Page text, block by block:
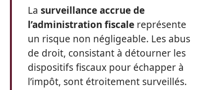
La surveillance accrue de
l’administration fiscale représente
un risque non négligeable. Les abus
de droit, consistant à détourner les
dispositifs fiscaux pour échapper à
l’impôt, sont étroitement surveillés.